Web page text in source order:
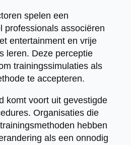
spelen een
professionals associëren
entertainment en vrije
leren. Deze perceptie
trainingssimulaties als
te accepteren.
komt voort uit gevestigde
Organisaties die
hebben
als een onnodig